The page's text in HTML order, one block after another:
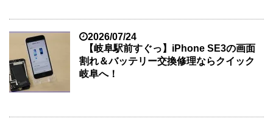
2026/07/24
【岐阜駅前すぐっ】iPhone SE3の画面
割れ＆バッテリー交換修理ならクイック
岐阜へ！